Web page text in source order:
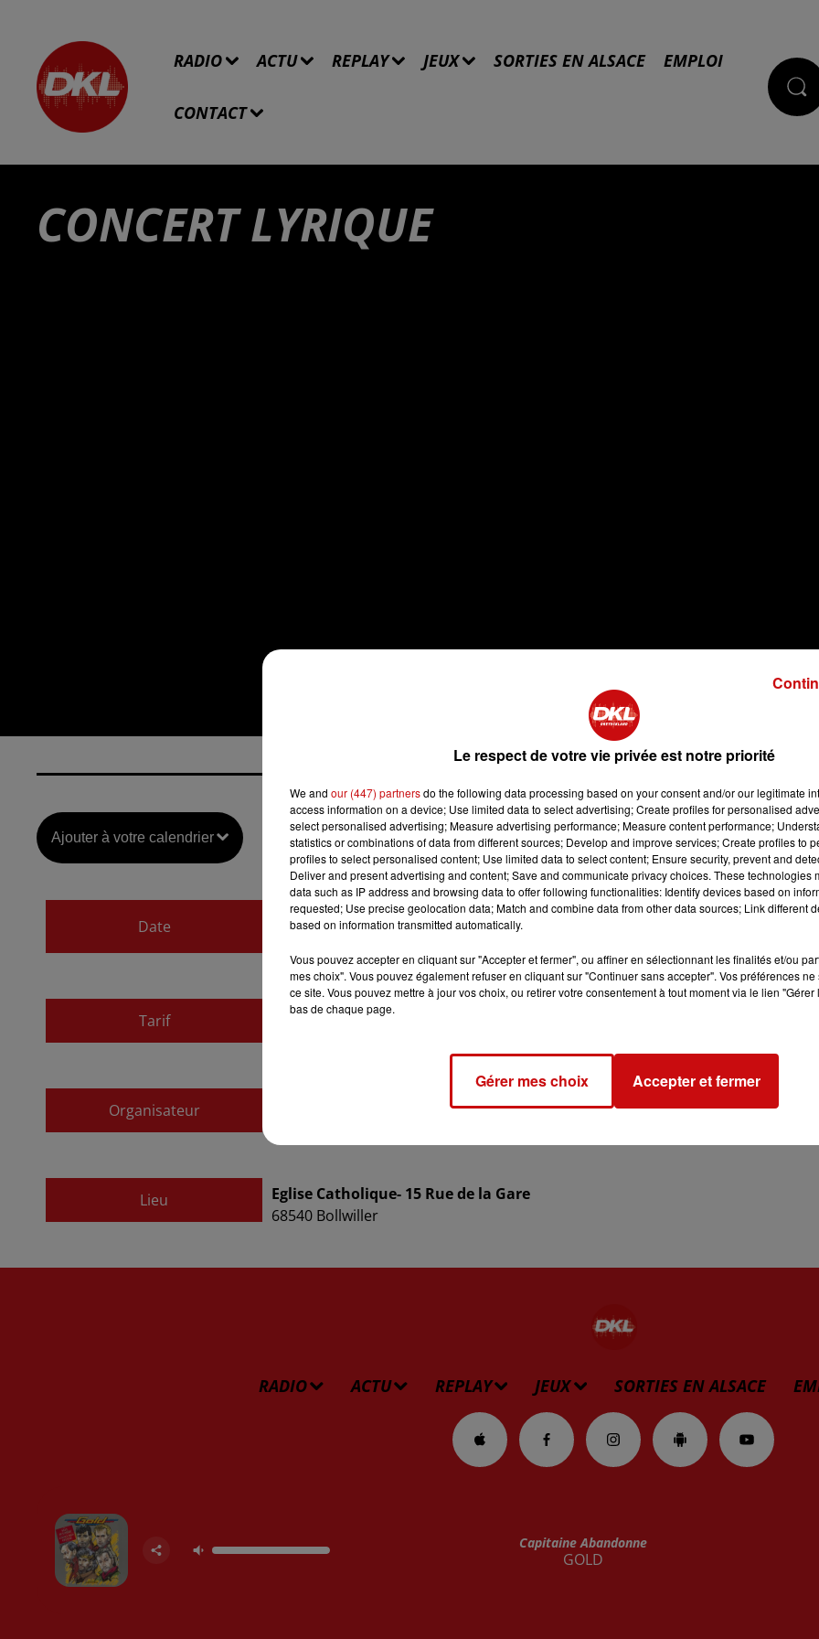
RADIO ACTU REPLAY JEUX SORTIES EN ALSACE EMPLOI
CONTACT
CONCERT LYRIQUE
Ajouter à votre calendrier
Date
du27 mai 2023 à 20h00
Tarif
Organisateur
Lieu
Eglise Catholique- 15 Rue de la Gare
68540 Bollwiller
RADIO ACTU REPLAY JEUX SORTIES EN ALSACE
Capitaine Abandonne
GOLD
Le respect de votre vie privée est notre priorité
We and our (447) partnersdo the following data processing based on your consent and/or our legitimate
access information on a device; Use limited data to select advertising; Create profiles for personalised
select personalised advertising; Measure advertising performance; Measure content performance;
statistics or combinations of data from different sources; Develop and improve services; Create profiles to
profiles to select personalised content; Use limited data to select content; Ensure security, prevent and
Deliver and present advertising and content; Save and communicate privacy choices. These technologies
data such as IP address and browsing data to offer following functionalities: Identify devices based on
requested; Use precise geolocation data; Match and combine data from other data sources; Link different
based on information transmitted automatically.
Vous pouvez accepter en cliquant sur "Accepter et fermer", ou affiner en sélectionnant les finalités et/ou
mes choix". Vous pouvez également refuser en cliquant sur "Continuer sans accepter". Vos préférences
ce site. Vous pouvez mettre à jour vos choix, ou retirer votre consentement à tout moment via le lien
bas de chaque page.
Gérer mes choix Accepter et fermer